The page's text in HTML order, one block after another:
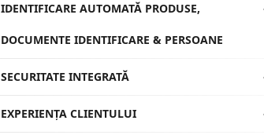
IDENTIFICARE AUTOMATĂ PRODUSE,
DOCUMENTE IDENTIFICARE & PERSOANE
SECURITATE INTEGRATĂ
EXPERIENȚA CLIENTULUI